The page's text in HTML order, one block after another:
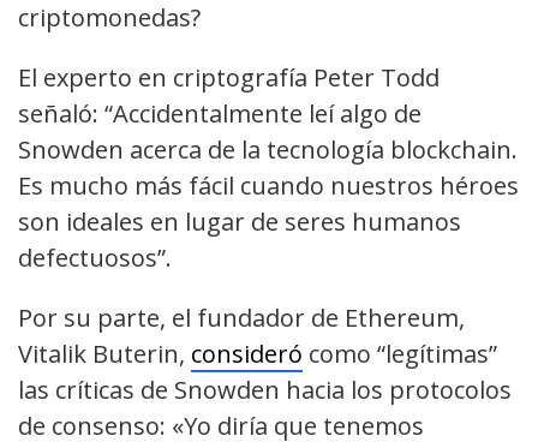
criptomonedas?
El experto en criptografía Peter Todd
señaló: “Accidentalmente leí algo de
Snowden acerca de la tecnología blockchain.
Es mucho más fácil cuando nuestros héroes
son ideales en lugar de seres humanos
defectuosos”.
Por su parte, el fundador de Ethereum,
Vitalik Buterin, consideró como “legítimas”
las críticas de Snowden hacia los protocolos
de consenso: «Yo diría que tenemos